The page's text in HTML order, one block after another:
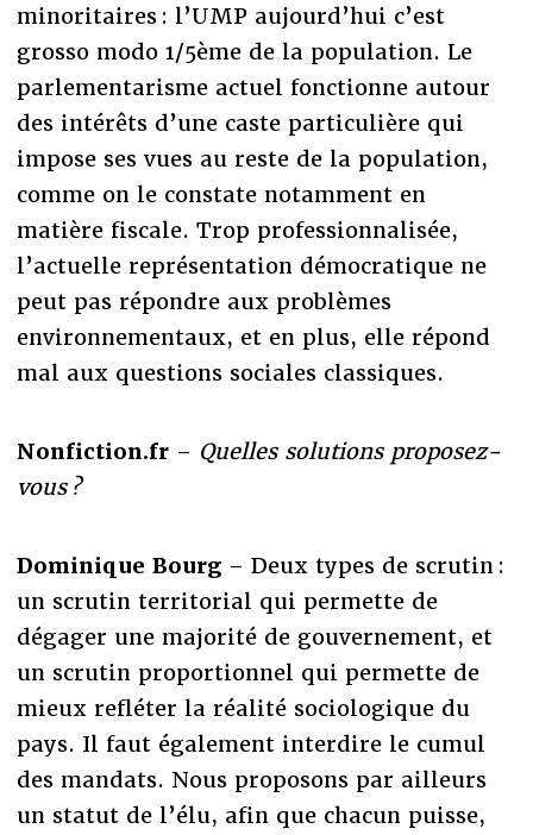
minoritaires : l’UMP aujourd’hui c’est
grosso modo 1/5ème de la population. Le
parlementarisme actuel fonctionne autour
des intérêts d’une caste particulière qui
impose ses vues au reste de la population,
comme on le constate notamment en
matière fiscale. Trop professionnalisée,
l’actuelle représentation démocratique ne
peut pas répondre aux problèmes
environnementaux, et en plus, elle répond
mal aux questions sociales classiques.
Nonfiction.fr– Quelles solutions proposez-
vous ?
Dominique Bourg– Deux types de scrutin :
un scrutin territorial qui permette de
dégager une majorité de gouvernement, et
un scrutin proportionnel qui permette de
mieux refléter la réalité sociologique du
pays. Il faut également interdire le cumul
des mandats. Nous proposons par ailleurs
un statut de l’élu, afin que chacun puisse,